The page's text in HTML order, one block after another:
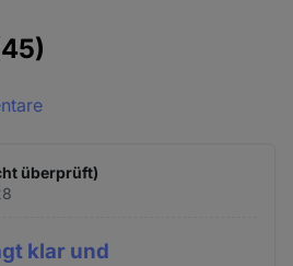
überprüft)
klar und